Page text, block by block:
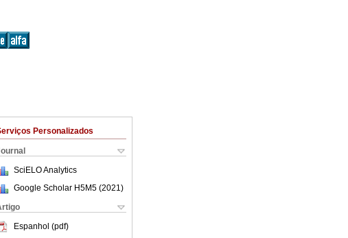
Personalizados
SciELO Analytics
Google Scholar H5M5 (2021 )
Espanhol (pdf)